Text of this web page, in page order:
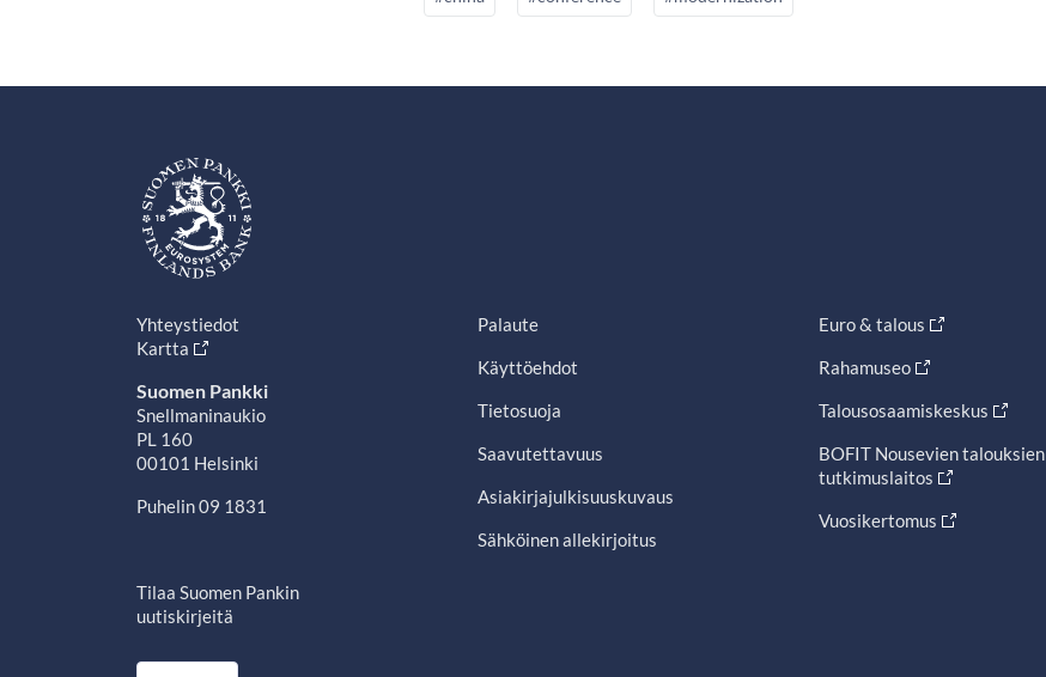
Yhteystiedot
Kartta
Suomen Pankki
Snellmaninaukio
PL 160
00101 Helsinki
Puhelin 09 1831
Tilaa Suomen Pankin
uutiskirjeitä
Palaute
Käyttöehdot
Tietosuoja
Saavutettavuus
Asiakirjajulkisuuskuvaus
Sähköinen allekirjoitus
Euro & talous
Rahamuseo
Talousosaamiskeskus
BOFIT Nousevien talouksien
tutkimuslaitos
Vuosikertomus